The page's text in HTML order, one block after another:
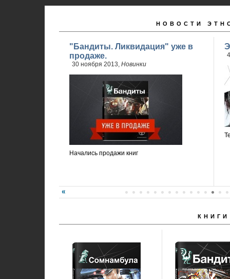
НОВОСТИ
"Бандиты. Ликвидация" уже в
продаже.
30 ноября 2013, Новинки
Начались продажи книг
КНИГИ